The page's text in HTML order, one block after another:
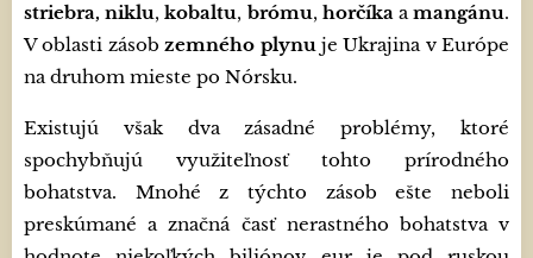
striebra, niklu,kobaltu, brómu, horčíka amangánu.
V oblasti zásobzemného plynuje Ukrajina v Európe
na druhom mieste po Nórsku.
Existujú však dva zásadné problémy, ktoré
spochybňujú využiteľnosť tohto prírodného
bohatstva. Mnohé z týchto zásob ešte neboli
preskúmané a značná časť nerastného bohatstva v